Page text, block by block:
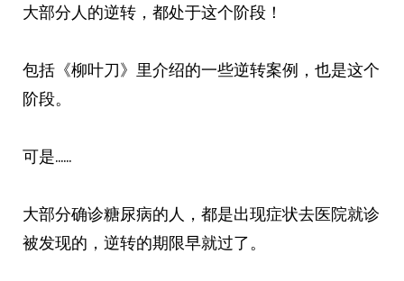
大部分人的逆转，都处于这个阶段！
包括《柳叶刀》里介绍的一些逆转案例，也是这个
阶段。
可是……
大部分确诊糖尿病的人，都是出现症状去医院就诊
被发现的，逆转的期限早就过了。